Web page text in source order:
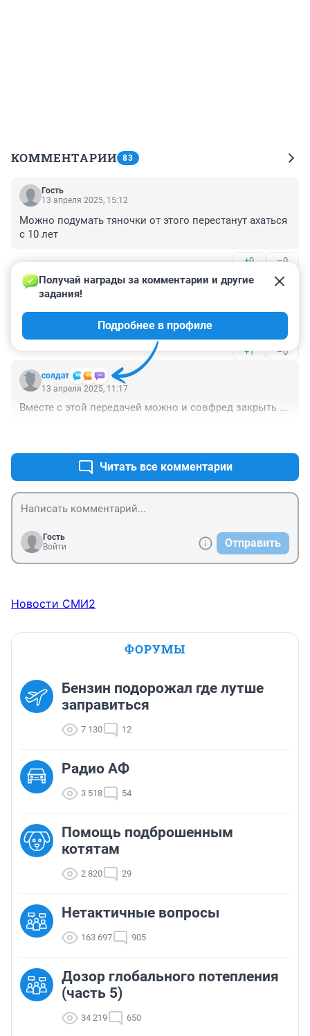
КОММЕНТАРИИ 83
Гость
13 апреля 2025, 15:12
Можно подумать тяночки от этого перестанут ахаться
с 10 лет
+0 –0
Гость
13 апреля 2025, 15:12
С нынешним поколением надо программу беременна
в 12 🤣🤣🤣🤣🤣🤣🤣🤣🤣🤣🤣🤣🤣🤣🤣🤣🤣🤣🤣
+1 –0
солдат
Получай награды за комментарии и другие
задания!
Подробнее в профиле
13 апреля 2025, 11:17
Вместе с этой передачей можно и совфред закрыть ...
Читать все комментарии
Гость
Войти
Отправить
Новости СМИ2
ФОРУМЫ
Бензин подорожал где лутше
заправиться
7 130 12
Радио АФ
3 518 54
Помощь подброшенным
котятам
2 820 29
Нетактичные вопросы
163 697 905
Дозор глобального потепления
(часть 5)
34 219 650